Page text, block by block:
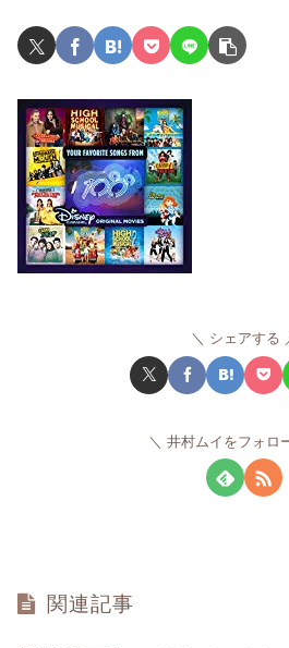
シェアする
井村ムイをフォロ
関連記事